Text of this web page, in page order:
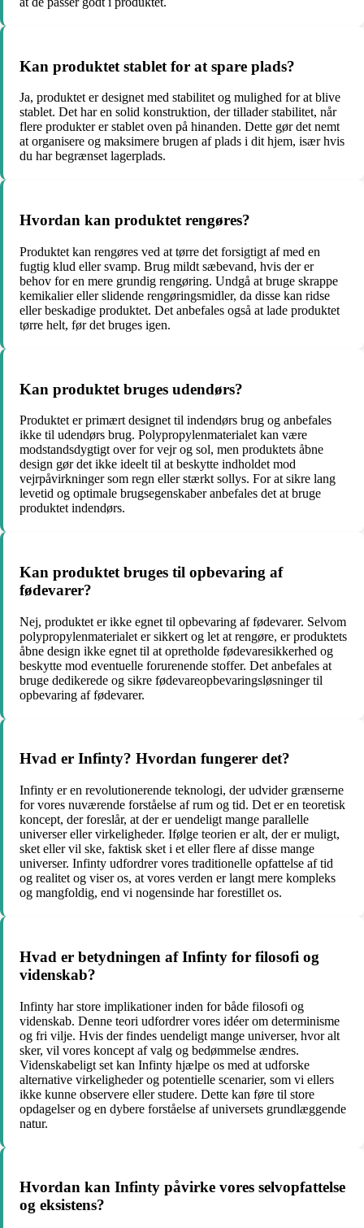
Kan produktet stablet for at spare plads?
Ja, produktet er designet med stabilitet og mulighed for at blive
stablet. Det har en solid konstruktion, der tillader stabilitet, når
flere produkter er stablet oven på hinanden. Dette gør det nemt
at organisere og maksimere brugen af plads i dit hjem, især hvis
du har begrænset lagerplads.
Hvordan kan produktet rengøres?
Produktet kan rengøres ved at tørre det forsigtigt af med en
fugtig klud eller svamp. Brug mildt sæbevand, hvis der er
behov for en mere grundig rengøring. Undgå at bruge skrappe
kemikalier eller slidende rengøringsmidler, da disse kan ridse
eller beskadige produktet. Det anbefales også at lade produktet
tørre helt, før det bruges igen.
Kan produktet bruges udendørs?
Produktet er primært designet til indendørs brug og anbefales
ikke til udendørs brug. Polypropylenmaterialet kan være
modstandsdygtigt over for vejr og sol, men produktets åbne
design gør det ikke ideelt til at beskytte indholdet mod
vejrpåvirkninger som regn eller stærkt sollys. For at sikre lang
levetid og optimale brugsegenskaber anbefales det at bruge
produktet indendørs.
Kan produktet bruges til opbevaring af
fødevarer?
Nej, produktet er ikke egnet til opbevaring af fødevarer. Selvom
polypropylenmaterialet er sikkert og let at rengøre, er produktets
åbne design ikke egnet til at opretholde fødevaresikkerhed og
beskytte mod eventuelle forurenende stoffer. Det anbefales at
bruge dedikerede og sikre fødevareopbevaringsløsninger til
opbevaring af fødevarer.
Hvad er Infinty? Hvordan fungerer det?
Infinty er en revolutionerende teknologi, der udvider grænserne
for vores nuværende forståelse af rum og tid. Det er en teoretisk
koncept, der foreslår, at der er uendeligt mange parallelle
universer eller virkeligheder. Ifølge teorien er alt, der er muligt,
sket eller vil ske, faktisk sket i et eller flere af disse mange
universer. Infinty udfordrer vores traditionelle opfattelse af tid
og realitet og viser os, at vores verden er langt mere kompleks
og mangfoldig, end vi nogensinde har forestillet os.
Hvad er betydningen af Infinty for filosofi og
videnskab?
Infinty har store implikationer inden for både filosofi og
videnskab. Denne teori udfordrer vores idéer om determinisme
og fri vilje. Hvis der findes uendeligt mange universer, hvor alt
sker, vil vores koncept af valg og bedømmelse ændres.
Videnskabeligt set kan Infinty hjælpe os med at udforske
alternative virkeligheder og potentielle scenarier, som vi ellers
ikke kunne observere eller studere. Dette kan føre til store
opdagelser og en dybere forståelse af universets grundlæggende
natur.
Hvordan kan Infinty påvirke vores selvopfattelse
og eksistens?